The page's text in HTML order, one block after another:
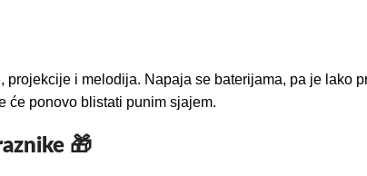
i melodija. Napaja se baterijama, pa je lako
će ponovo blistati punim sjajem.
🎁